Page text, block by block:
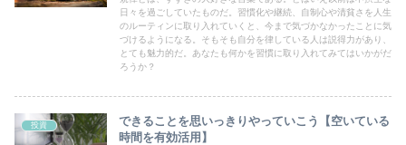
日々を過ごしていたものだ。習慣化や継続、自制心や清貧さを人生
のルーティンに取り入れていくと、今まで気づかなかったことに気
づけるようになる。そもそも自分を律している人は説得力があり、
とても魅力的だ。あなたも何かを習慣に取り入れてみてはいかがだ
ろうか？
投資
できることを思いっきりやっていこう【空いている
時間を有効活用】